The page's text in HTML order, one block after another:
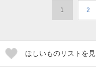
1 2
ほしいものリストを見